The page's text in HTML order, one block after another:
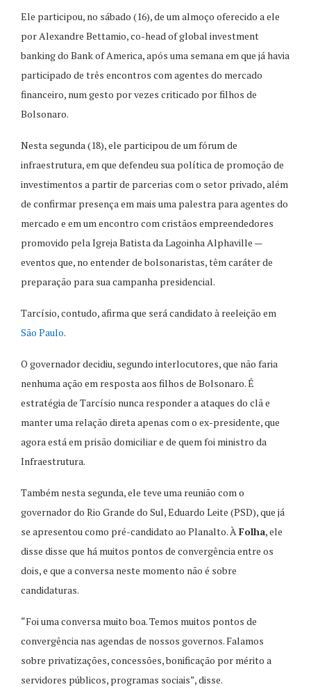
Ele participou, no sábado (16), de um almoço oferecido a ele
por Alexandre Bettamio, co-head of global investment
banking do Bank of America, após uma semana em que já havia
participado de três encontros com agentes do mercado
financeiro, num gesto por vezes criticado por filhos de
Bolsonaro.
Nesta segunda (18), ele participou de um fórum de
infraestrutura, em que defendeu sua política de promoção de
investimentos a partir de parcerias com o setor privado, além
de confirmar presença em mais uma palestra para agentes do
mercado e em um encontro com cristãos empreendedores
promovido pela Igreja Batista da Lagoinha Alphaville —
eventos que, no entender de bolsonaristas, têm caráter de
preparação para sua campanha presidencial.
Tarcísio, contudo, afirma que será candidato à reeleição em
São Paulo.
O governador decidiu, segundo interlocutores, que não faria
nenhuma ação em resposta aos filhos de Bolsonaro. É
estratégia de Tarcísio nunca responder a ataques do clã e
manter uma relação direta apenas com o ex-presidente, que
agora está em prisão domiciliar e de quem foi ministro da
Infraestrutura.
Também nesta segunda, ele teve uma reunião com o
governador do Rio Grande do Sul, Eduardo Leite (PSD), que já
se apresentou como pré-candidato ao Planalto. À Folha, ele
disse disse que há muitos pontos de convergência entre os
dois, e que a conversa neste momento não é sobre
candidaturas.
“Foi uma conversa muito boa. Temos muitos pontos de
convergência nas agendas de nossos governos. Falamos
sobre privatizações, concessões, bonificação por mérito a
servidores públicos, programas sociais”, disse.